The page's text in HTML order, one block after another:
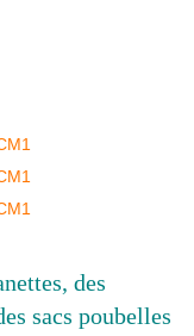
des
sacs poubelles